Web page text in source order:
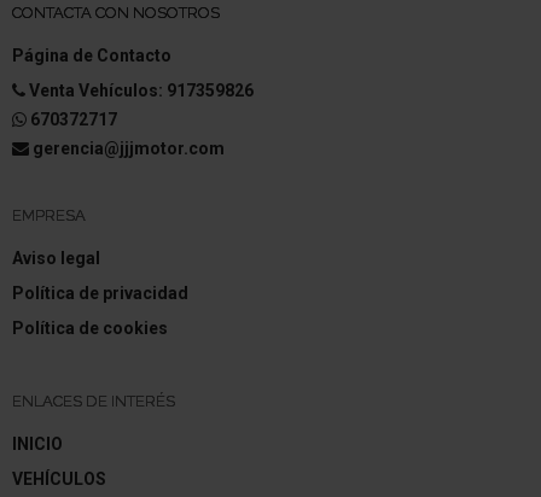
Reducción polución según norma gases escape
Euro 6d
Sistema Start/Stop
CONTACTA CON NOSOTROS
Página de Contacto
Venta Vehículos: 917359826
670372717
gerencia@jjjmotor.com
EMPRESA
Aviso legal
Política de privacidad
Política de cookies
ENLACES DE INTERÉS
INICIO
VEHÍCULOS